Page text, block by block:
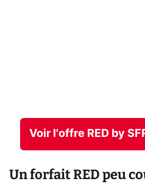
Voir l'offre RED by
Un forfait RED peu